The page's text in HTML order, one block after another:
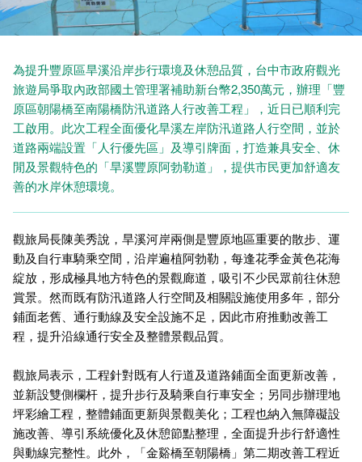
為提升豐原區旱溪沿岸步行環境及休憩品質，台中市政府觀光
旅遊局爭取內政部國土管理署補助新台幣2,350萬元，辦理「豐
原區朝陽橋至南陽橋防汛道路人行改善工程」，近日已順利完
工啟用。此次工程全面優化旱溪左岸防汛道路人行空間，並於
道路兩端設置「人行優先區」及導引牌面，打造兼具安全、休
閒及景觀特色的「旱溪豐原阿勃勒道」，提供市民更加舒適友
善的水岸休憩環境。
觀旅局長陳美秀說，旱溪河岸兩側是豐原地區重要的散步、運
動及自行車騎乘空間，沿岸遍植阿勃勒，每逢花季金黃色花海
綻放，形成極具地方特色的景觀廊道，吸引不少民眾前往休憩
賞景。然而既有防汛道路人行空間及相關設施使用多年，部分
鋪面老舊、通行動線及安全設施不足，因此市府推動改善工
程，提升沿線通行安全及整體景觀品質。
觀旅局表示，工程針對既有人行道及道路鋪面全面更新改善，
並新設雙側欄杆，提升步行及騎乘自行車安全；另同步辦理地
坪彩繪工程，整體鋪面更新與景觀美化；工程也納入無障礙設
施改善、導引系統優化及休憩節點整理，全面提升步行舒適性
與動線完整性。此外，「金谿橋至朝陽橋」第二期改善工程近